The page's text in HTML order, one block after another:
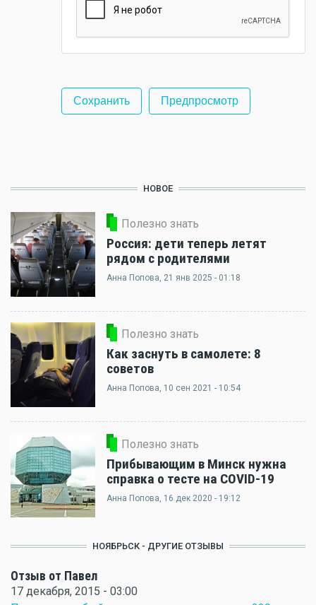
НОВОЕ
Полезно знать
Россия: дети теперь летят
рядом с родителями
Анна Попова, 21 янв 2025 - 01:18
Полезно знать
Как заснуть в самолете: 8
советов
Анна Попова, 10 сен 2021 - 10:54
Полезно знать
Прибывающим в Минск нужна
справка о тесте на COVID-19
Анна Попова, 16 дек 2020 - 19:12
НОЯБРЬСК - ДРУГИЕ ОТЗЫВЫ
Отзыв от Павел
17 декабря, 2015 - 03:00